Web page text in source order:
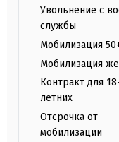
Увольнение с
службы
Мобилизация
Мобилизация
Контракт для
летних
Отсрочка от
мобилизации